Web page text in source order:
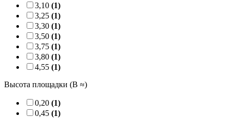
3,10 (1)
3,25 (1)
3,30 (1)
3,50 (1)
3,75 (1)
3,80 (1)
4,55 (1)
Высота площадки (B ≈)
0,20 (1)
0,45 (1)